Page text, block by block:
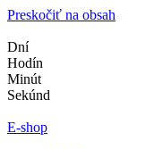
Preskočiť na obsah
Dní
Hodín
Minút
Sekúnd
E-shop